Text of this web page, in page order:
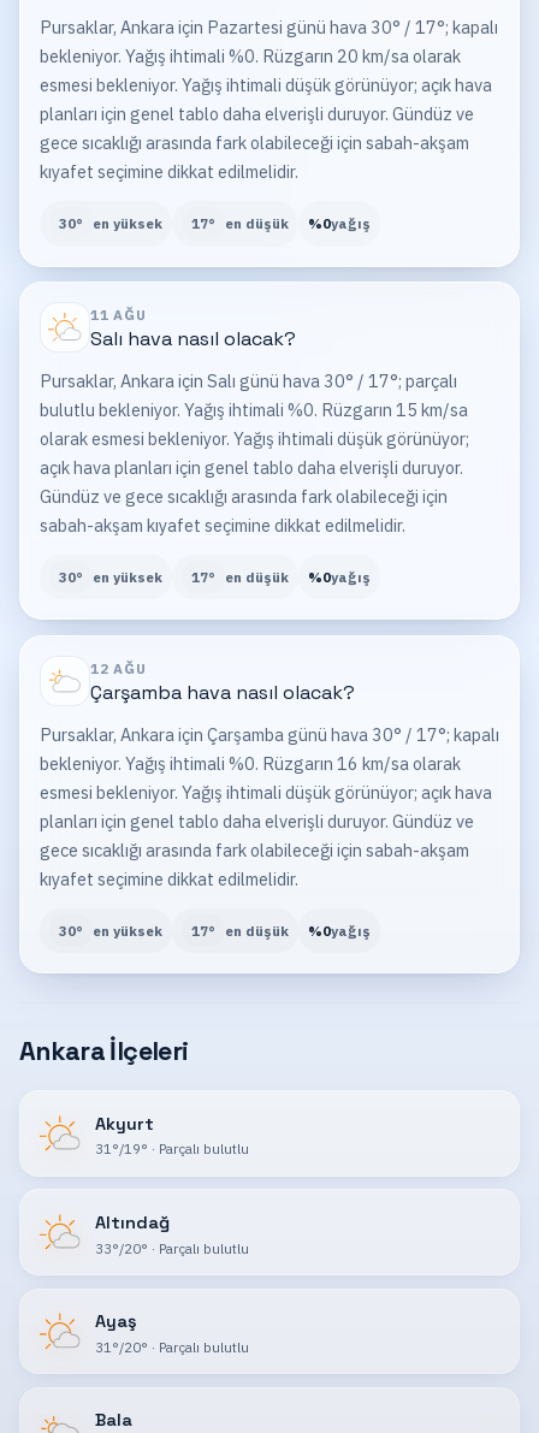
Pursaklar, Ankara için Pazartesi günü hava 30° / 17°; kapalı
bekleniyor. Yağış ihtimali %0. Rüzgarın 20 km/sa olarak
esmesi bekleniyor. Yağış ihtimali düşük görünüyor; açık hava
planları için genel tablo daha elverişli duruyor. Gündüz ve
gece sıcaklığı arasında fark olabileceği için sabah-akşam
kıyafet seçimine dikkat edilmelidir.
30° en yüksek 17° en düşük %0yağış
11 AĞU
Salı hava nasıl olacak?
Pursaklar, Ankara için Salı günü hava 30° / 17°; parçalı
bulutlu bekleniyor. Yağış ihtimali %0. Rüzgarın 15 km/sa
olarak esmesi bekleniyor. Yağış ihtimali düşük görünüyor;
açık hava planları için genel tablo daha elverişli duruyor.
Gündüz ve gece sıcaklığı arasında fark olabileceği için
sabah-akşam kıyafet seçimine dikkat edilmelidir.
30° en yüksek 17° en düşük %0yağış
12 AĞU
Çarşambahava nasıl olacak?
Pursaklar, Ankara için Çarşamba günü hava 30° / 17°; kapalı
bekleniyor. Yağış ihtimali %0. Rüzgarın 16 km/sa olarak
esmesi bekleniyor. Yağış ihtimali düşük görünüyor; açık hava
planları için genel tablo daha elverişli duruyor. Gündüz ve
gece sıcaklığı arasında fark olabileceği için sabah-akşam
kıyafet seçimine dikkat edilmelidir.
30° en yüksek 17° en düşük %0yağış
Ankara İlçeleri
Akyurt
31°/19° · Parçalı bulutlu
Altındağ
33°/20° · Parçalı bulutlu
Ayaş
31 °/20° · Parçalı bulutlu
Bala